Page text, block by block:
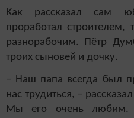
Как рассказал сам
проработал строителем,
разнорабочим. Пётр
троих сыновей и дочку.
– Наш папа всегда был
нас трудиться, –
Мы его очень любим.